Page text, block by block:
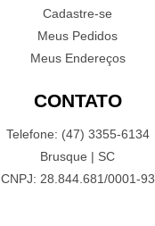
Cadastre-se
Meus Pedidos
Meus Endereços
CONTATO
Telefone: (47) 3355-6134
Brusque | SC
CNPJ: 28.844.681/0001-93